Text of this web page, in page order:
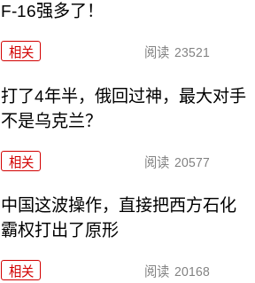
F-16强多了！
相关 阅读 23521
打了4年半，俄回过神，最大对手
不是乌克兰？
相关 阅读 20577
中国这波操作，直接把西方石化
霸权打出了原形
相关 阅读 20168